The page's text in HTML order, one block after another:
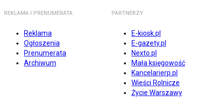
REKLAMA I PRENUMERATA
Reklama
Ogłoszenia
Prenumerata
Archiwum
PARTNERZY
E-kiosk.pl
E-gazety.pl
Nexto.pl
Mała księgowość
Kancelarierp.pl
Wieści Rolnicze
Życie Warszawy